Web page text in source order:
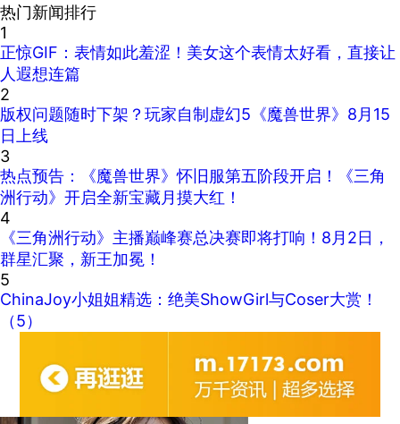
热门新闻排行
1
正惊GIF：表情如此羞涩！美女这个表情太好看，直接让
人遐想连篇
2
版权问题随时下架？玩家自制虚幻5《魔兽世界》8月15
日上线
3
热点预告：《魔兽世界》怀旧服第五阶段开启！《三角
洲行动》开启全新宝藏月摸大红！
4
《三角洲行动》主播巅峰赛总决赛即将打响！8月2日，
群星汇聚，新王加冕！
5
ChinaJoy小姐姐精选：绝美ShowGirl与Coser大赏！
（5）